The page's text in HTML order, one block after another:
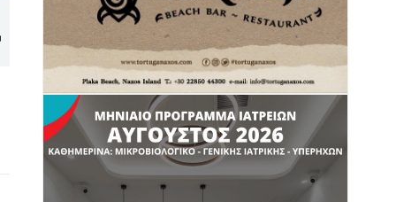
Συνάντηση του Δημάρχου
Αμοργού με το προεδρείο
του Συνδέσμου Αμοργινών
Σύρος: Το πρόγραμμα
αφίξεων και αναχωρήσεων
πλοίων στο λιμάνι από 10
έως 16 Αυγούστου 2026